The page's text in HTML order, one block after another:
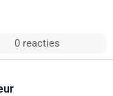
0 reacties